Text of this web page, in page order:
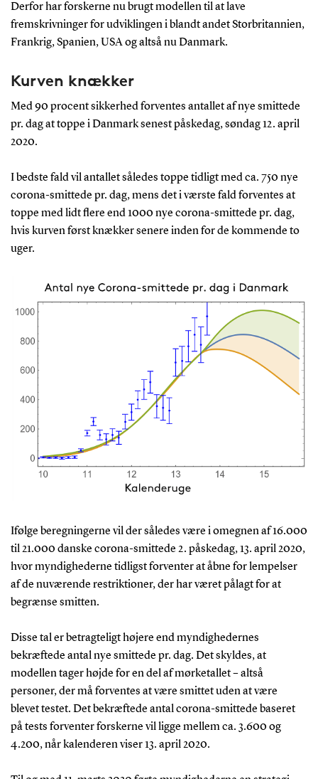
Derfor har forskerne nu brugt modellen til at lave
fremskrivninger for udviklingen i blandt andet Storbritannien,
Frankrig, Spanien, USA og altså nu Danmark.
Kurven knækker
Med 90 procent sikkerhed forventes antallet af nye smittede
pr. dag at toppe i Danmark senest påskedag, søndag 12. april
2020.
I bedste fald vil antallet således toppe tidligt med ca. 750 nye
corona-smittede pr. dag, mens det i værste fald forventes at
toppe med lidt flere end 1000 nye corona-smittede pr. dag,
hvis kurven først knækker senere inden for de kommende to
uger.
Ifølge beregningerne vil der således være i omegnen af 16.000
til 21.000 danske corona-smittede 2. påskedag, 13. april 2020,
hvor myndighederne tidligst forventer at åbne for lempelser
af de nuværende restriktioner, der har været pålagt for at
begrænse smitten.
Disse tal er betragteligt højere end myndighedernes
bekræftede antal nye smittede pr. dag. Det skyldes, at
modellen tager højde for en del af mørketallet – altså
personer, der må forventes at være smittet uden at være
blevet testet. Det bekræftede antal corona-smittede baseret
på tests forventer forskerne vil ligge mellem ca. 3.600 og
4.200, når kalenderen viser 13. april 2020.